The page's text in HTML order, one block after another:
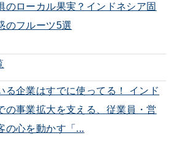
のローカル果実？インドネシア固
のフルーツ5選
る企業はすでに使ってる！ インド
の事業拡大を支える、従業員・営
の心を動かす「...